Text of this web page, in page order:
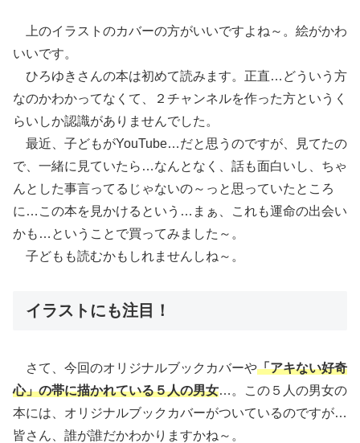
上のイラストのカバーの方がいいですよね～。絵がかわ
いいです。
ひろゆきさんの本は初めて読みます。正直…どういう方
なのかわかってなくて、２チャンネルを作った方というく
らいしか認識がありませんでした。
最近、子どもがYouTube…だと思うのですが、見てたの
で、一緒に見ていたら…なんとなく、話も面白いし、ちゃ
んとした事言ってるじゃないの～っと思っていたところ
に…この本を見かけるという…まぁ、これも運命の出会い
かも…ということで買ってみました～。
子どもも読むかもしれませんしね～。
イラストにも注目！
さて、今回のオリジナルブックカバーや「アキない好奇
心」の帯に描かれている５人の男女…。この５人の男女の
本には、オリジナルブックカバーがついているのですが…
皆さん、誰が誰だかわかりますかね～。